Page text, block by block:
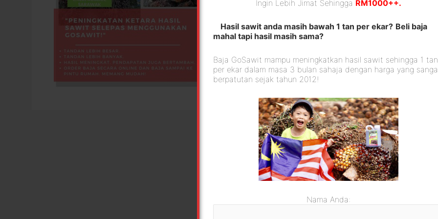
Ingin Lebih Jimat Sehingga RM1000++.
Hasil sawit anda masih bawah 1 tan per ekar? Beli baja
mahal tapi hasil masih sama?
Baja GoSawit mampu meningkatkan hasil sawit sehingga 1 tan
per ekar dalam masa 3 bulan sahaja dengan harga yang
berpatutan sejak tahun 2012!
Nama Anda: